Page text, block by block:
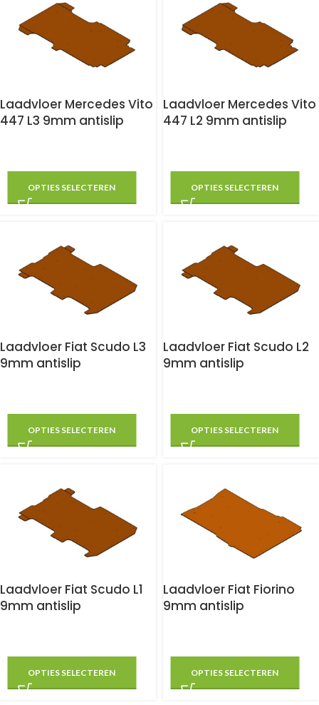
Laadvloer Mercedes Vito
447 L3 9mm antislip
OPTIES SELECTEREN
Laadvloer Mercedes Vito
447 L2 9mm antislip
OPTIES SELECTEREN
Laadvloer Fiat Scudo L3
9mm antislip
OPTIES SELECTEREN
Laadvloer Fiat Scudo L2
9mm antislip
OPTIES SELECTEREN
Laadvloer Fiat Scudo L1
9mm antislip
OPTIES SELECTEREN
Laadvloer Fiat Fiorino
9mm antislip
OPTIES SELECTEREN